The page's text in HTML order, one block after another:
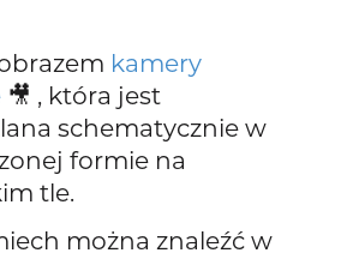
kamery
🎥 , która jest
schematycznie w
formie na
tle.
można znaleźć w